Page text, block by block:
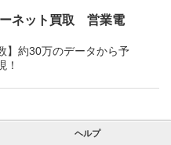
ネット買取 営業電
】約30万のデータから予
！
ヘルプ